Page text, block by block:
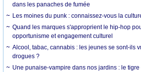
dans les panaches de fumée
Les moines du punk : connaissez-vous la
Quand les marques s'approprient le hip-hop
opportunisme et engagement culturel
Alcool, tabac, cannabis : les jeunes se sont-ils
drogues ?
Une punaise-vampire dans nos jardins : le